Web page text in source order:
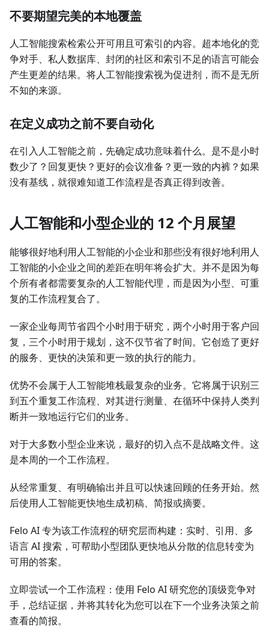
不要期望完美的本地覆盖
人工智能搜索检索公开可用且可索引的内容。超本地化的竞
争对手、私人数据库、封闭的社区和索引不足的语言可能会
产生更差的结果。将人工智能搜索视为促进剂，而不是无所
不知的来源。
在定义成功之前不要自动化
在引入人工智能之前，先确定成功意味着什么。是不是小时
数少了？回复更快？更好的会议准备？更一致的内裤？如果
没有基线，就很难知道工作流程是否真正得到改善。
人工智能和小型企业的 12 个月展望
能够很好地利用人工智能的小企业和那些没有很好地利用人
工智能的小企业之间的差距在明年将会扩大。并不是因为每
个所有者都需要复杂的人工智能代理，而是因为小型、可重
复的工作流程复合了。
一家企业每周节省四个小时用于研究，两个小时用于客户回
复，三个小时用于规划，这不仅节省了时间。它创造了更好
的服务、更快的决策和更一致的执行的能力。
优势不会属于人工智能堆栈最复杂的业务。它将属于识别三
到五个重复工作流程、对其进行测量、在循环中保持人类判
断并一致地运行它们的业务。
对于大多数小型企业来说，最好的切入点不是战略文件。这
是本周的一个工作流程。
从经常重复、有明确输出并且可以快速回顾的任务开始。然
后使用人工智能更快地生成初稿、简报或摘要。
Felo AI 专为该工作流程的研究层而构建：实时、引用、多
语言 AI ​​搜索，可帮助小型团队更快地从分散的信息转变为
可用的答案。
立即尝试一个工作流程：使用 Felo AI 研究您的顶级竞争对
手，总结证据，并将其转化为您可以在下一个业务决策之前
查看的简报。